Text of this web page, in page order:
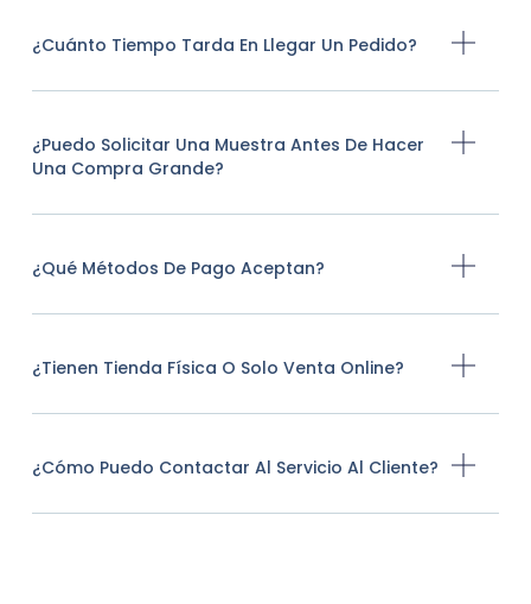
¿Cuánto Tiempo Tarda En Llegar Un Pedido?
¿Puedo Solicitar Una Muestra Antes De Hacer
Una Compra Grande?
¿Qué Métodos De Pago Aceptan?
¿Tienen Tienda Física O Solo Venta Online?
¿Cómo Puedo Contactar Al Servicio Al Cliente?